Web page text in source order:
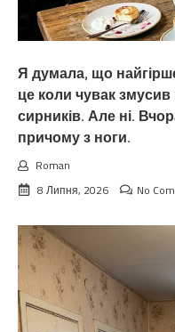
Я думала, що
це коли чувак
сирників. Але ні.
причому з ноги.
Roman
8 Липня, 2026
No